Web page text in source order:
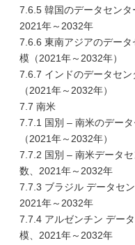
7.6.5 韓国のデータセンタ
2021年～2032年
7.6.6 東南アジアのデー
模（2021年～2032年）
7.6.7 インドのデータセ
（2021年～2032年）
7.7 南米
7.7.1 国別 – 南米のデー
（2021年～2032年）
7.7.2 国別 – 南米データ
数、2021年～2032年
7.7.3 ブラジル データセ
2021年～2032年
7.7.4 アルゼンチン デー
模、2021年～2032年